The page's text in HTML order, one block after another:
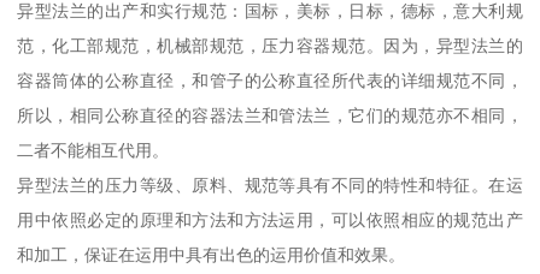
异型法兰的出产和实行规范：国标，美标，日标，德标，意大利规
范，化工部规范，机械部规范，压力容器规范。因为，异型法兰的
容器筒体的公称直径，和管子的公称直径所代表的详细规范不同，
所以，相同公称直径的容器法兰和管法兰，它们的规范亦不相同，
二者不能相互代用。
异型法兰的压力等级、原料、规范等具有不同的特性和特征。在运
用中依照必定的原理和方法和方法运用，可以依照相应的规范出产
和加工，保证在运用中具有出色的运用价值和效果。